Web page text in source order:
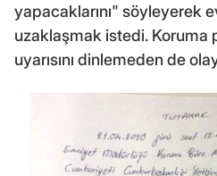
yapacaklarını" söyleyerek
uzaklaşmak istedi. Koruma
uyarısını dinlemeden de